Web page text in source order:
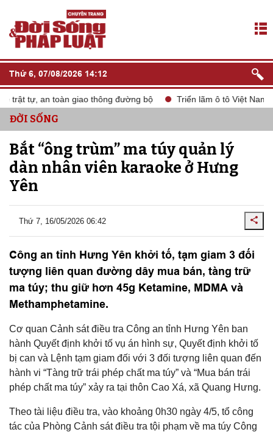
Thứ 6, 07/08/2026 14:12
tự, an toàn giao thông đường bộ Triển lãm ô tô Việt Nam
ĐỜI SỐNG
Bắt “ông trùm” ma túy quản lý
dàn nhân viên karaoke ở Hưng
Yên
Thứ 7, 16/05/2026 06:42
Công an tỉnh Hưng Yên khởi tố, tạm giam 3 đối
tượng liên quan đường dây mua bán, tàng trữ
ma túy; thu giữ hơn 45g Ketamine, MDMA và
Methamphetamine.
Cơ quan Cảnh sát điều tra Công an tỉnh Hưng Yên ban
hành Quyết định khởi tố vụ án hình sự, Quyết định khởi tố
bị can và Lệnh tạm giam đối với 3 đối tượng liên quan đến
hành vi “Tàng trữ trái phép chất ma túy” và “Mua bán trái
phép chất ma túy” xảy ra tại thôn Cao Xá, xã Quang Hưng.
Theo tài liệu điều tra, vào khoảng 0h30 ngày 4/5, tổ công
tác của Phòng Cảnh sát điều tra tội phạm về ma túy Công